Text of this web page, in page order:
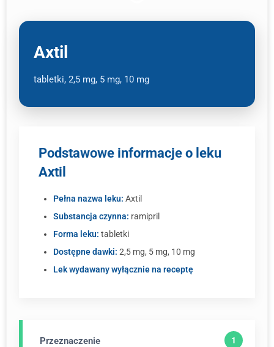
Axtil
tabletki, 2,5 mg, 5 mg, 10 mg
Podstawowe informacje o leku
Axtil
Pełna nazwa leku: Axtil
Substancja czynna: ramipril
Forma leku: tabletki
Dostępne dawki: 2,5 mg, 5 mg, 10 mg
Lek wydawany wyłącznie na receptę
Przeznaczenie